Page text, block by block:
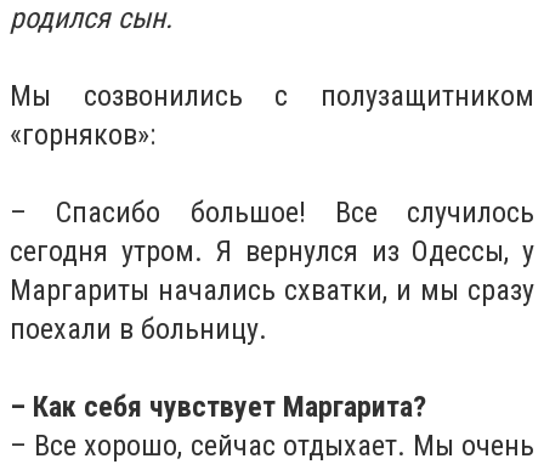
родился сын.
Мы созвонились с полузащитником
«горняков»:
– Спасибо большое! Все случилось
сегодня утром. Я вернулся из Одессы, у
Маргариты начались схватки, и мы сразу
поехали в больницу.
– Как себя чувствует Маргарита?
– Все хорошо, сейчас отдыхает. Мы очень